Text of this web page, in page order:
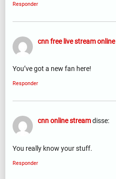
Responder
cnn free live stream online
You’ve got a new fan here!
Responder
cnn online streamdisse:
You really know your stuff.
Responder